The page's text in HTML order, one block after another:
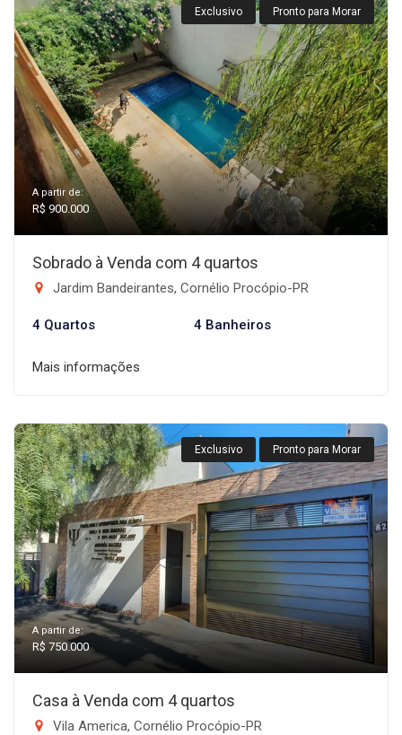
Exclusivo Pronto para Morar
A partir de:
R$ 900.000
Sobrado à Venda com 4 quartos
Jardim Bandeirantes, Cornélio Procópio-PR
4 Quartos 4 Banheiros
Mais informações
Exclusivo Pronto para Morar
A partir de:
R$ 750.000
Casa à Venda com 4 quartos
Vila America, Cornélio Procópio-PR